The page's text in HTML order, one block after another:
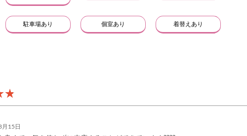
駐車場あり 個室あり 着替えあり
15日